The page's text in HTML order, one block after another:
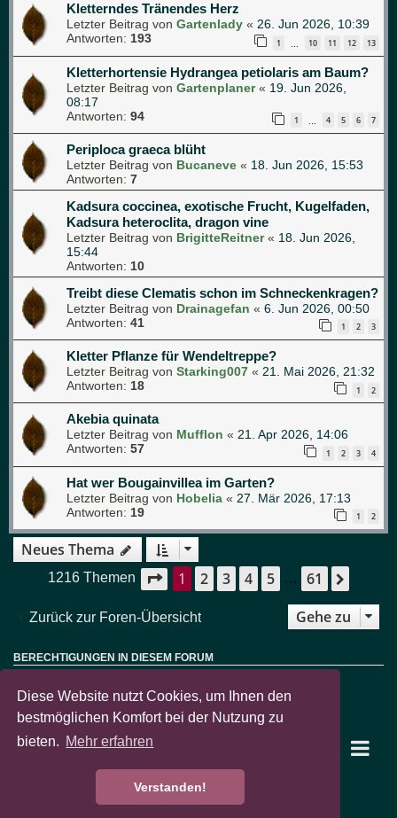
Diese Website nutzt Cookies, um Ihnen den
bestmöglichen Komfort bei der Nutzung zu
bieten. Mehr erfahren
Verstanden!
Kletterndes Tränendes Herz
Letzter Beitrag von Gartenlady « 26. Jun 2026, 10:39
Antworten: 193 1 10 11 12 13
Kletterhortensie Hydrangea petiolaris am Baum?
Letzter Beitrag von Gartenplaner« 19. Jun 2026,
08:17
Antworten: 94 1 4 5 6 7
Periploca graeca blüht
Letzter Beitrag von Bucaneve « 18. Jun 2026, 15:53
Antworten: 7
Kadsura coccinea, exotische Frucht, Kugelfaden,
Kadsura heteroclita, dragon vine
Letzter Beitrag von BrigitteReitner« 18. Jun 2026,
15:44
Antworten: 10
Treibt diese Clematis schon im Schneckenkragen?
Letzter Beitrag von Drainagefan « 6. Jun 2026, 00:50
Antworten: 41 1 2 3
Kletter Pflanze für Wendeltreppe?
Letzter Beitrag von Starking007 « 21. Mai 2026, 21:32
Antworten: 18 1 2
Akebia quinata
Letzter Beitrag von Mufflon « 21. Apr 2026, 14:06
Antworten: 57 1 2 3 4
Hat wer Bougainvillea im Garten?
Letzter Beitrag von Hobelia « 27. Mär 2026, 17:13
Antworten: 19 1 2
Neues Thema
1216 Themen Seite 1von 61
1 2 3 4 5 … 61
Zurück zur Foren-Übersicht Gehe zu
BERECHTIGUNGEN IN DIESEM FORUM
Sie dürfen Ihre Beiträge in diesem Forumnichtändern.
Sie dürfenkeineDateianhänge in diesem Forum erstellen.
garten-pur Portal
Powered byphpBB® Forum Software © phpBB Limited
phpBB.de